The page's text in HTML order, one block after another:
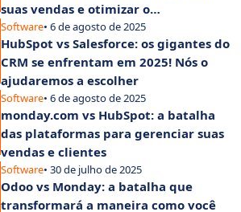
suas vendas e otimizar o
gerenciamento de clientes
Software• 6 de agosto de 2025
HubSpot vs Salesforce: os gigantes do
CRM se enfrentam em 2025! Nós o
ajudaremos a escolher
Software• 6 de agosto de 2025
monday.com vs HubSpot: a batalha
das plataformas para gerenciar suas
vendas e clientes
Software• 30 de julho de 2025
Odoo vs Monday: a batalha que
transformará a maneira como você